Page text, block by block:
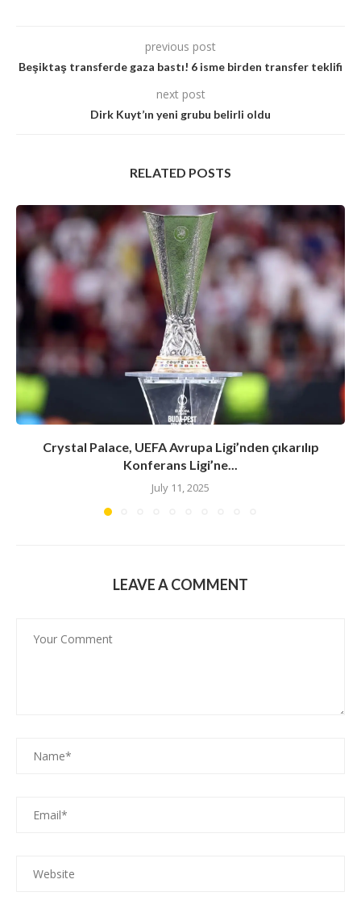
previous post
Beşiktaş transferde gaza bastı! 6 isme birden transfer teklifi
next post
Dirk Kuyt’ın yeni grubu belirli oldu
RELATED POSTS
Crystal Palace, UEFA Avrupa Ligi’nden çıkarılıp
Konferans Ligi’ne...
July 11, 2025
LEAVE A COMMENT